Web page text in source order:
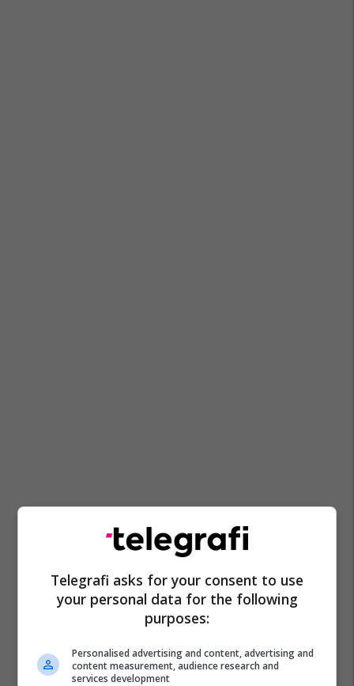
Telegrafi asks for your consent to use
your personal data for the following
purposes:
Personalised advertising and content, advertising and
content measurement, audience research and
services development